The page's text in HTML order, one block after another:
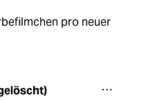
pro neuer